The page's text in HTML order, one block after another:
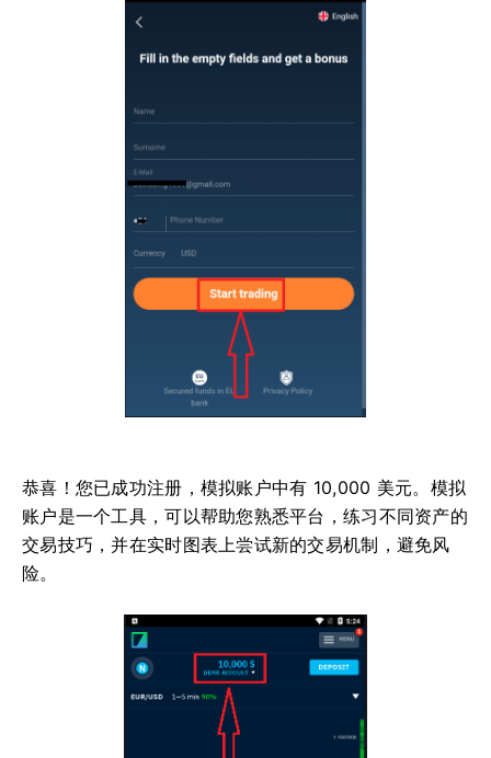
恭喜！您已成功注册，模拟账户中有 10,000 美元。模拟
账户是一个工具，可以帮助您熟悉平台，练习不同资产的
交易技巧，并在实时图表上尝试新的交易机制，避免风
险。